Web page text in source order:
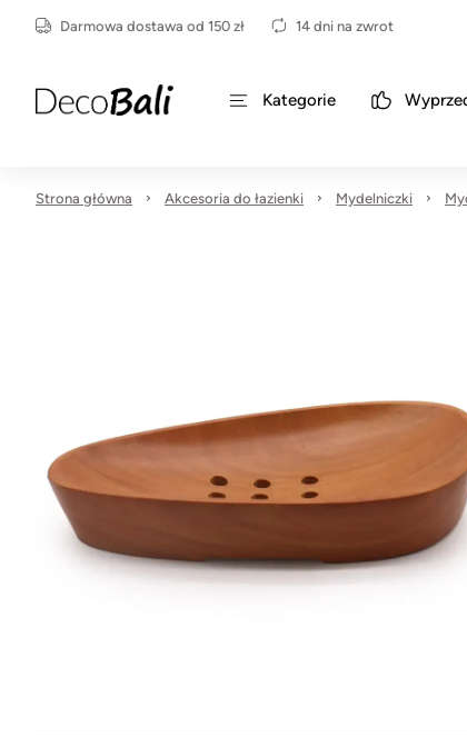
Darmowa dostawa od 150 zł 14 dni na zwrot
Kategorie
Strona główna Akcesoria do łazienki Mydelniczki